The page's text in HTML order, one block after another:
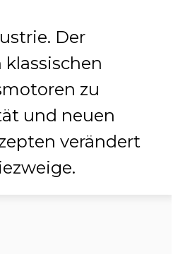
Der
zu
und neuen
verändert